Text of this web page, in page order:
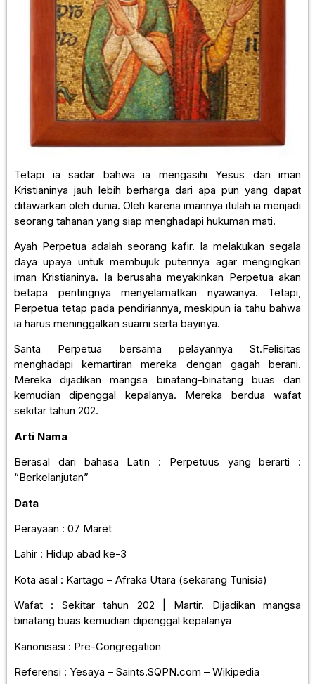
Tetapi ia sadar bahwa ia mengasihi Yesus dan iman
Kristianinya jauh lebih berharga dari apa pun yang dapat
ditawarkan oleh dunia. Oleh karena imannya itulah ia menjadi
seorang tahanan yang siap menghadapi hukuman mati.
Ayah Perpetua adalah seorang kafir. Ia melakukan segala
daya upaya untuk membujuk puterinya agar mengingkari
iman Kristianinya. Ia berusaha meyakinkan Perpetua akan
betapa pentingnya menyelamatkan nyawanya. Tetapi,
Perpetua tetap pada pendiriannya, meskipun ia tahu bahwa
ia harus meninggalkan suami serta bayinya.
Santa Perpetua bersama pelayannya St.Felisitas
menghadapi kemartiran mereka dengan gagah berani.
Mereka dijadikan mangsa binatang-binatang buas dan
kemudian dipenggal kepalanya. Mereka berdua wafat
sekitar tahun 202.
Arti Nama
Berasal dari bahasa Latin : Perpetuus yang berarti :
“Berkelanjutan”
Data
Perayaan : 07 Maret
Lahir : Hidup abad ke-3
Kota asal : Kartago – Afraka Utara (sekarang Tunisia)
Wafat : Sekitar tahun 202 | Martir. Dijadikan mangsa
binatang buas kemudian dipenggal kepalanya
Kanonisasi : Pre-Congregation
Referensi : Yesaya – Saints.SQPN.com – Wikipedia